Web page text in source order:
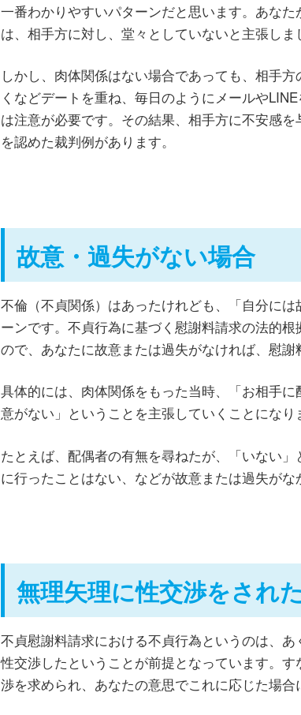
一番わかりやすいパターンだと思います。あな
は、相手方に対し、堂々としていないと主張しま
しかし、肉体関係はない場合であっても、相手
くなどデートを重ね、毎日のようにメールや
は注意が必要です。その結果、相手方に不安感
を認めた裁判例があります。
故意・過失がない場合
不倫（不貞関係）はあったけれども、「自分に
ーンです。不貞行為に基づく慰謝料請求の法的
ので、あなたに故意または過失がなければ、慰謝
具体的には、肉体関係をもった当時、「お相手
意がない」ということを主張していくことにな
たとえば、配偶者の有無を尋ねたが、「いない
に行ったことはない、などが故意または過失がな
無理矢理に性交渉をされ
不貞慰謝料請求における不貞行為というのは、
性交渉したということが前提となっています。
渉を求められ、あなたの意思でこれに応じた場合